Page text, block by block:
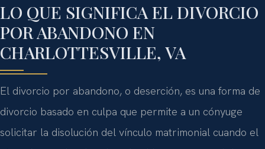
LO QUE SIGNIFICA EL DIVORCIO
POR ABANDONO EN
CHARLOTTESVILLE, VA
El divorcio por abandono, o deserción, es una forma de
divorcio basado en culpa que permite a un cónyuge
solicitar la disolución del vínculo matrimonial cuando el